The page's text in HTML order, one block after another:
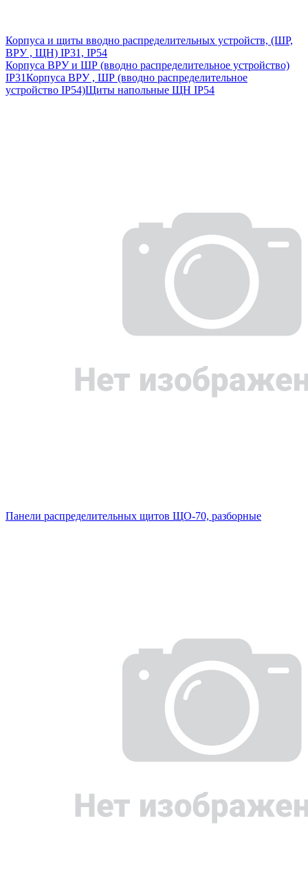
Корпуса и щиты вводно распределительных устройств, (ШР,
ВРУ , ЩН) IP31, IP54
Корпуса ВРУ и ШР (вводно распределительное устройство)
IP31Корпуса ВРУ , ШР (вводно распределительное
устройство IP54)Щиты напольные ЩН IP54
Панели распределительных щитов ЩО-70, разборные